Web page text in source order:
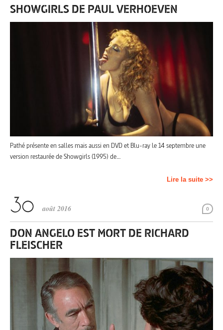
SHOWGIRLS DE PAUL VERHOEVEN
Pathé présente en salles mais aussi en DVD et Blu-ray le 14 septembre une
version restaurée de Showgirls (1995) de…
Lire la suite >>
0
août 2016
DON ANGELO EST MORT DE RICHARD
FLEISCHER